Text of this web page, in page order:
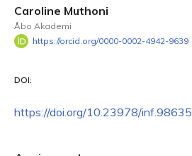
Caroline Muthoni
Åbo Akademi
https://orcid.org/0000-0002-4942-9639
DOI:
https://doi.org/10.23978/inf.98635